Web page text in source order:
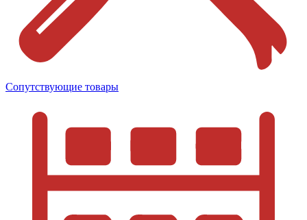
Сопутствующие товары